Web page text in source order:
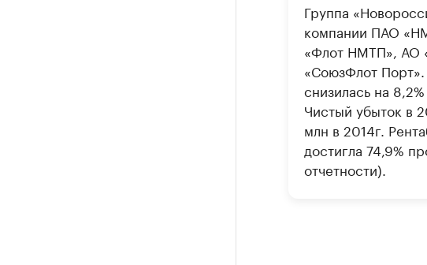
Группа
компании ПАО
«Флот НМТП»,
«СоюзФлот
снизилась на
Чистый убыток в
млн в 2014г.
достигла 74,9%
отчетности).